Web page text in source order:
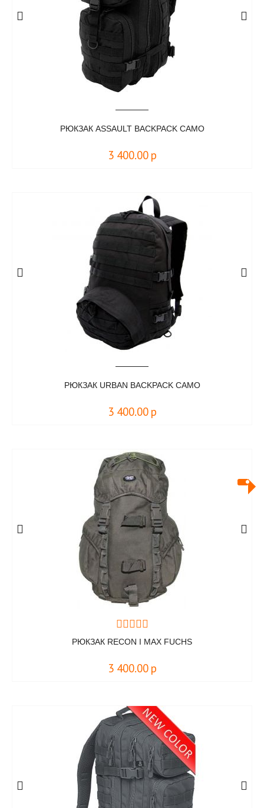
РЮКЗАК ASSAULT BACKPACK CAMO
3 400.00 р
РЮКЗАК URBAN BACKPACK CAMO
3 400.00 р
РЮКЗАК RECON I MAX FUCHS
3 400.00 р